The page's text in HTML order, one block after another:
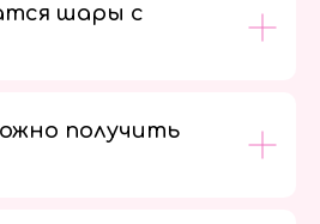
шары с
получить